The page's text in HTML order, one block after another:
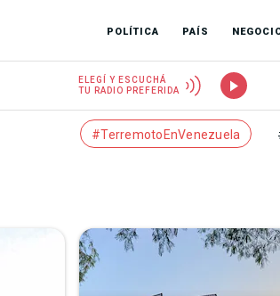
POLÍTICA PAÍS
ELEGÍ Y ESCUCHÁ
TU RADIO PREFERIDA
#TerremotoEnVenezuela